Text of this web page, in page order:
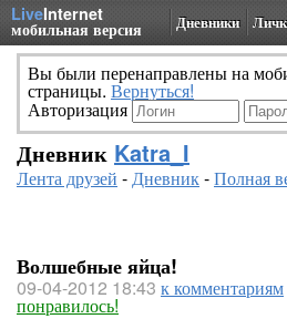
LiveInternet
мобильная версия Дневники
Вы были перенаправлены на
страницы. Вернуться!
Авторизация
Дневник Katra_I
Лента друзей -Дневник-Полная
Волшебные яйца!
09-04-2012 18:43 к комментариям
понравилось!